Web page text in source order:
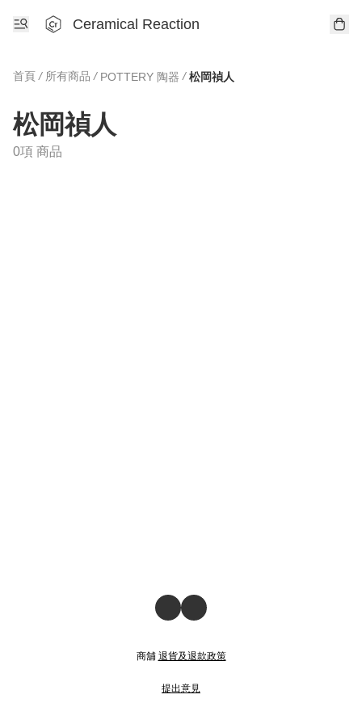
Ceramical Reaction
首頁 / 所有商品 / POTTERY 陶器 / 松岡禎人
松岡禎人
0項 商品
商舖 退貨及退款政策
提出意見